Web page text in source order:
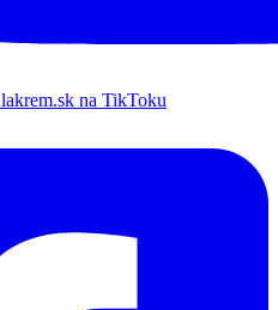
lakrem.sk na TikToku